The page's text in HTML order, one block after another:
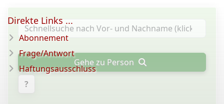
Gehe zu Person
?
Direkte Links ...
Abonnement
Frage/Antwort
Haftungsausschluss